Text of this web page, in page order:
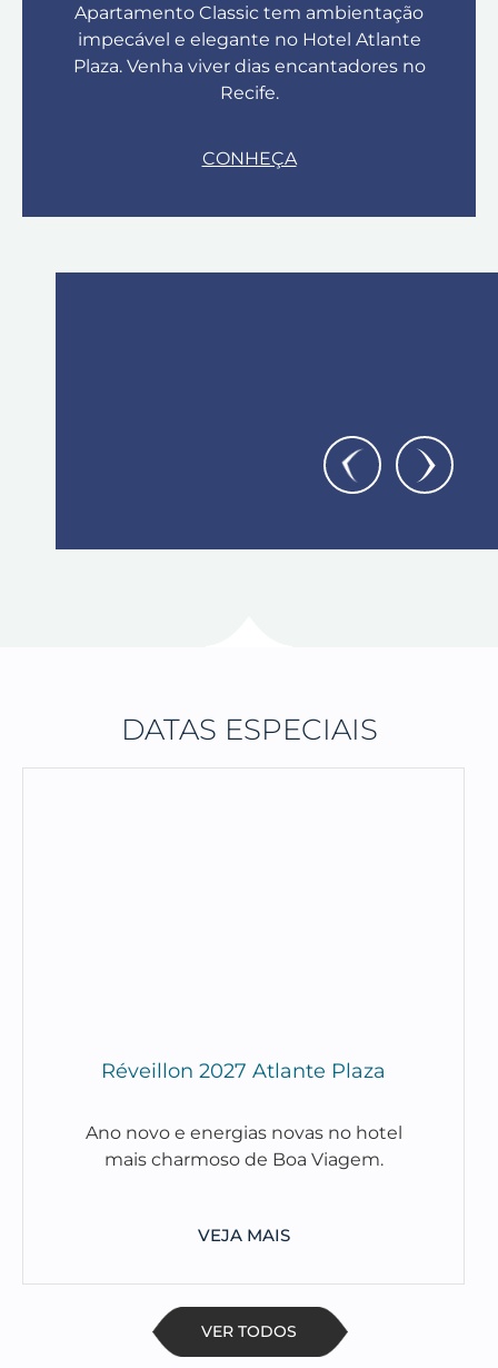
Apartamento Classic tem ambientação
impecável e elegante no Hotel Atlante
Plaza. Venha viver dias encantadores no
Recife.
CONHEÇA
DATAS ESPECIAIS
Réveillon 2027 Atlante Plaza
Ano novo e energias novas no hotel
mais charmoso de Boa Viagem.
VEJA MAIS
VER TODOS